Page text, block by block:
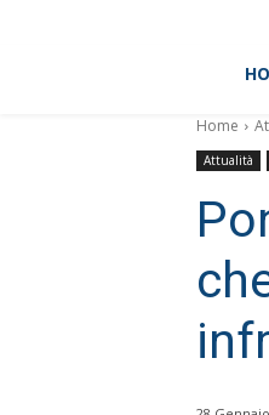
Home
Attualità